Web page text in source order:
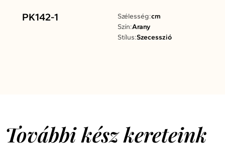
PK142-1 Szélesség:cm
Szín:Arany
Stílus:Szecesszió
További kész kereteink